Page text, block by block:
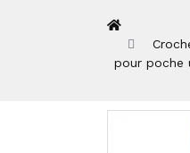
pour poche